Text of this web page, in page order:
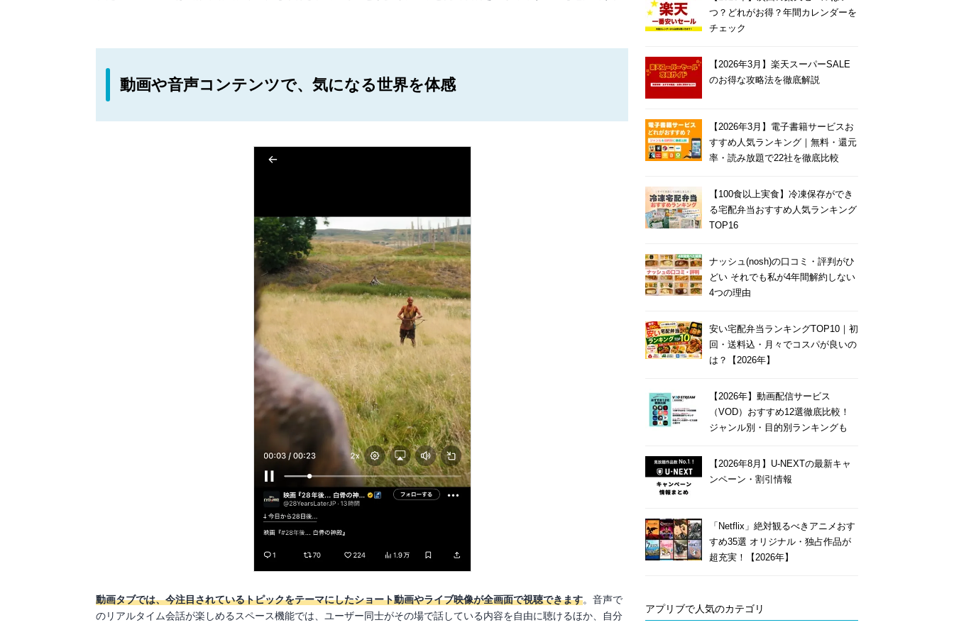
動画や音声コンテンツで、気になる世界を体感
動画タブでは、今注目されているトピックをテーマにしたショート動画やライブ映像が全画面で視聴できます。音声で
のリアルタイム会話が楽しめるスペース機能では、ユーザー同士がその場で話している内容を自由に聴けるほか、自分
つ？どれがお得？年間カレンダーを
チェック
【2026年3月】楽天スーパーSALE
のお得な攻略法を徹底解説
【2026年3月】電子書籍サービスお
すすめ人気ランキング｜無料・還元
率・読み放題で22社を徹底比較
【100食以上実食】冷凍保存ができ
る宅配弁当おすすめ人気ランキング
TOP16
ナッシュ(nosh)の口コミ・評判がひ
どい それでも私が4年間解約しない
4つの理由
安い宅配弁当ランキングTOP10｜初
回・送料込・月々でコスパが良いの
は？【2026年】
【2026年】動画配信サービス
（VOD）おすすめ12選徹底比較！
ジャンル別・目的別ランキングも
【2026年8月】U-NEXTの最新キャ
ンペーン・割引情報
「Netflix」絶対観るべきアニメおす
すめ35選 オリジナル・独占作品が
超充実！【2026年】
アプリブで人気のカテゴリ